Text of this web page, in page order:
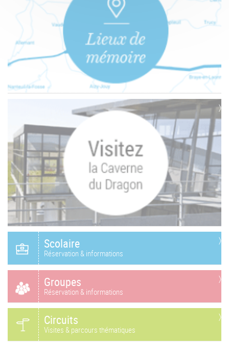
Scolaire
Réservation & informations
Groupes
Réservation & informations
Circuits
Visites & parcours thématiques